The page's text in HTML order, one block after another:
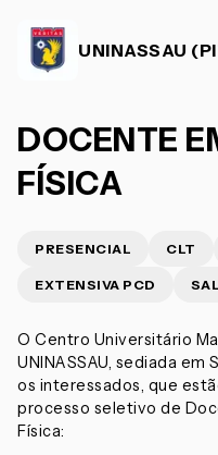
UNINASSAU
DOCENTE
FÍSICA
PRESENCIAL CLT
EXTENSIVA PCD
O Centro Universitário
UNINASSAU, sediada
os interessados, que
processo seletivo de
Física: